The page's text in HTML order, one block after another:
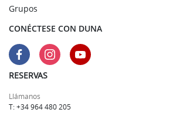
Grupos
CONÉCTESE CON DUNA
RESERVAS
Llámanos
T: +34 964 480 205